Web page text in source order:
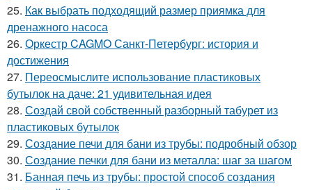
25. Как выбрать подходящий размер приямка для
дренажного насоса
26. Оркестр CAGMO Санкт-Петербург: история и
достижения
27. Переосмыслите использование пластиковых
бутылок на даче: 21 удивительная идея
28. Создай свой собственный разборный табурет из
пластиковых бутылок
29. Создание печи для бани из трубы: подробный обзор
30. Создание печки для бани из металла: шаг за шагом
31. Банная печь из трубы: простой способ создания